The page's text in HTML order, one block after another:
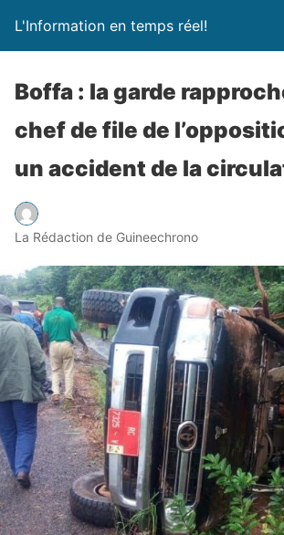
L'Information en temps réel!
Boffa : la garde
chef de file de
un accident de la
La Rédaction de Guineechrono